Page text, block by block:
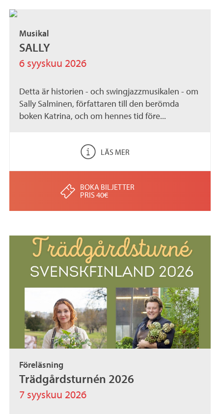
Musikal
SALLY
6 syyskuu 2026
Detta är historien - och swingjazzmusikalen - om
Sally Salminen, författaren till den berömda
boken Katrina, och om hennes tid före...
LÄS MER
BOKA BILJETTER
PRIS 40€
Föreläsning
Trädgårdsturnén 2026
7 syyskuu 2026